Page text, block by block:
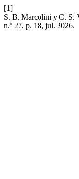
[1]
S. B. Marcolini y C. S.
n.º 27, p. 18, jul. 2026.